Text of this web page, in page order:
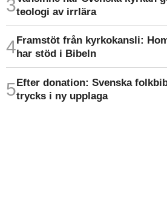
teologi av irrlära
Framstöt från kyrkokansli:
har stöd i Bibeln
Efter donation: Svenska
trycks i ny upplaga